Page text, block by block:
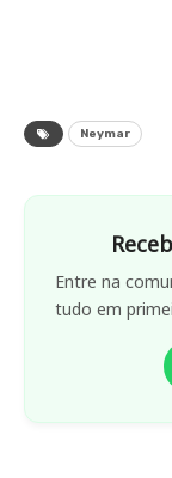
Neymar
Entre na
tudo em